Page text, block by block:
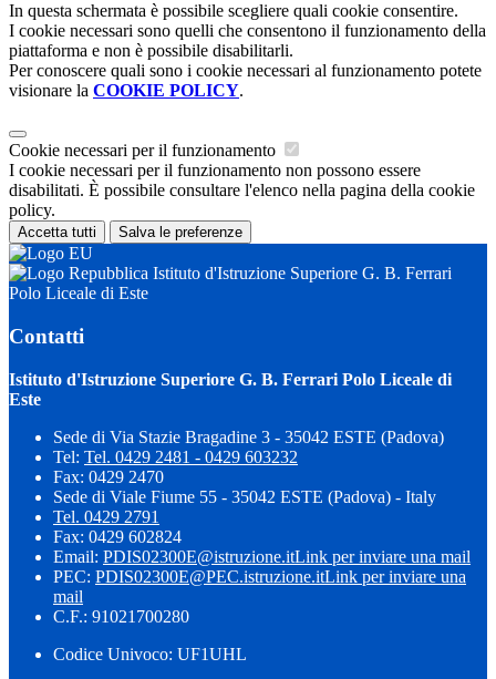
In questa schermata è possibile scegliere quali cookie consentire.
I cookie necessari sono quelli che consentono il funzionamento della
piattaforma e non è possibile disabilitarli.
Per conoscere quali sono i cookie necessari al funzionamento potete
visionare la COOKIE POLICY.
Cookie necessari per il funzionamento
I cookie necessari per il funzionamento non possono essere
disabilitati. È possibile consultare l'elenco nella pagina della cookie
policy.
Accetta tutti Salva le preferenze
Istituto d'Istruzione Superiore G. B. Ferrari
Polo Liceale di Este
Contatti
Istituto d'Istruzione Superiore G. B. Ferrari Polo Liceale di
Este
Sede di Via Stazie Bragadine 3 - 35042 ESTE (Padova)
Tel: Tel. 0429 2481 - 0429 603232
Fax: 0429 2470
Sede di Viale Fiume 55 - 35042 ESTE (Padova) - Italy
Tel. 0429 2791
Fax: 0429 602824
Email: PDIS02300E@istruzione.itLink per inviare una mail
PEC: PDIS02300E@PEC.istruzione.itLink per inviare una
mail
C.F.: 91021700280
Codice Univoco: UF1UHL